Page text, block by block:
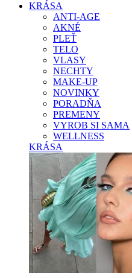
KRÁSA
ANTI-AGE
AKNÉ
PLEŤ
TELO
VLASY
NECHTY
MAKE-UP
NOVINKY
PORADŇA
PREMENY
VYROB SI SAMA
WELLNESS
KRÁSA